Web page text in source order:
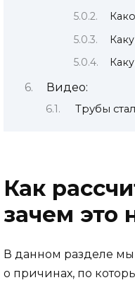
Видео:
Трубы
Как
зачем это
В данном разделе мы
о причинах, по